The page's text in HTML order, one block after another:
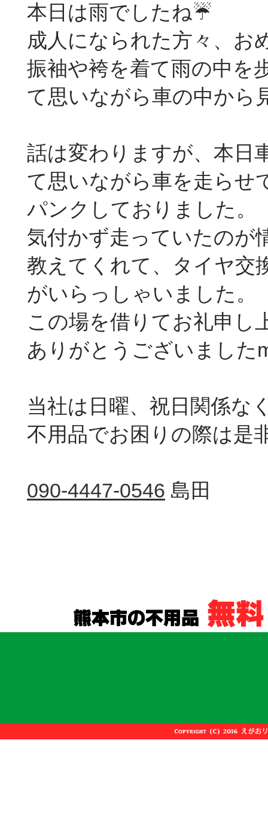
本日は雨でしたね☔️
成人になられた方々、お
振袖や袴を着て雨の中を
て思いながら車の中から
話は変わりますが、本日
て思いながら車を走らせ
パンクしておりました。
気付かず走っていたのが
教えてくれて、タイヤ交
がいらっしゃいました。
この場を借りてお礼申し
ありがとうございました
当社は日曜、祝日関係な
不用品でお困りの際は是
090-4447-0546 島田